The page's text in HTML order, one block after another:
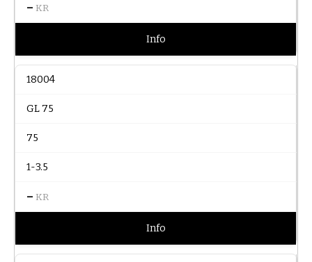
– KR
Info
18004
GL 75
75
1-3.5
– KR
Info